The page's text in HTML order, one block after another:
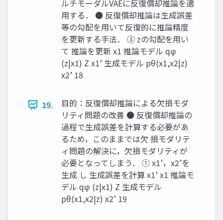
ルチモーダルVAEに反復償却推論を適
用する． ● 反復償却推論は生成誤差
等の勾配を用いて反復的に推論精度
を更新する手法． ③ zの勾配を用い
て 推論を更新 x1 推論モデル qφ
(z|x1) Z x1’ 生成モデル pθ(x1,x2|z)
x2’ 18
19.
目的：反復償却推論による欠損モダ
リティ問題の改善 ● 反復償却推論の
過程で生成誤差を計算する必要があ
るため，このままでは欠 損モダリテ
ィ問題の解決に，欠損モダリティが
必要となってしまう． ① x1’，x2’を
生成 し 生成誤差を計算 x1’ x1 推論モ
デル qφ (z|x1) Z 生成モデル
pθ(x1,x2|z) x2’ 19